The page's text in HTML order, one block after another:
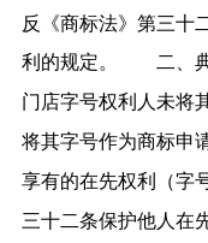
反《商标法》第三十
利的规定。
二、典
门店字号权利人未将
将其字号作为商标申
享有的在先权利（字
三十二条保护他人在